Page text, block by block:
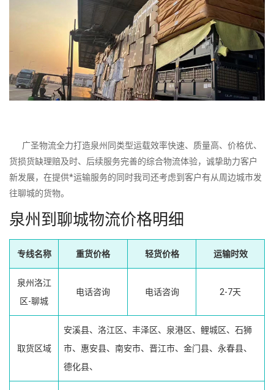
广圣物流全力打造泉州同类型运载效率快速、质量高、价格优、
货损货缺理赔及时、后续服务完善的综合物流体验，诚挚助力客户
新发展，在提供*运输服务的同时我司还考虑到客户有从周边城市发
往聊城的货物。
泉州到聊城物流价格明细
专线名称 重货价格 轻货价格 运输时效
泉州洛江
区-聊城
电话咨询 电话咨询 2-7天
取货区域
安溪县、洛江区、丰泽区、泉港区、鲤城区、石狮
市、惠安县、南安市、晋江市、金门县、永春县、
德化县、